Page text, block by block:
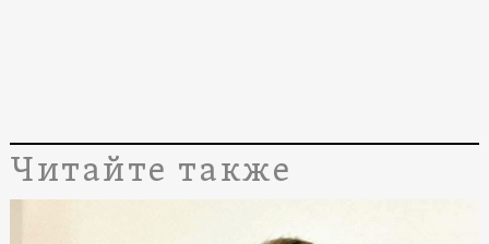
Читайте также